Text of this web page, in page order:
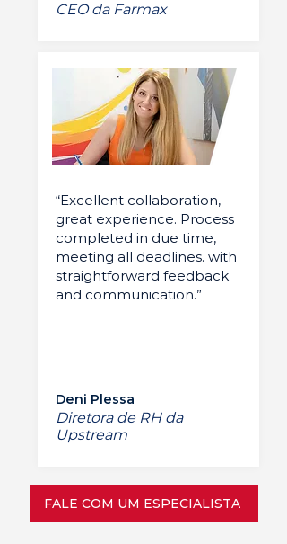
CEO da Farmax
“Excellent collaboration,
great experience. Process
completed in due time,
meeting all deadlines. with
straightforward feedback
and communication.”
Deni Plessa
Diretora de RH da
Upstream
FALE COM UM ESPECIALISTA